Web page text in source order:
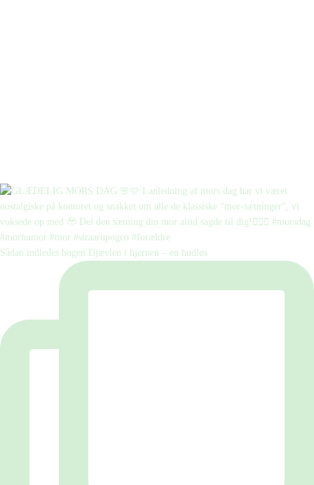
Sådan indledes bogen Djævlen i hjernen – en hudløs